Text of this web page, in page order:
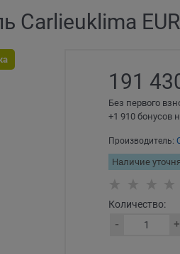
Carlieuklima
191
Без первого
+1 910 бонусов
Производитель:
Наличие
Количество: